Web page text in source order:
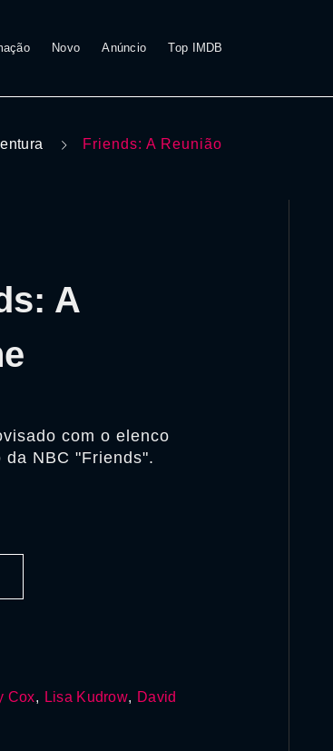
Novo Anúncio Top IMDB
Friends: A Reunião
A
com o elenco
NBC "Friends".
Cox, Lisa Kudrow, David